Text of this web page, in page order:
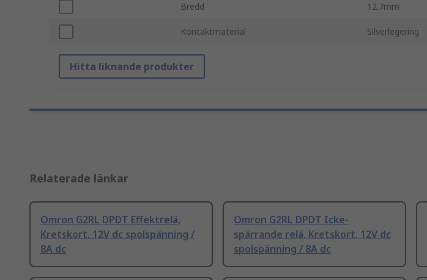
Bredd 12.7mm
Kontaktmaterial Silverlegering
Hitta liknande produkter
Relaterade länkar
Omron G2RL DPDT Effektrelä,
Kretskort, 12V dc spolspänning /
8A dc
Omron G2RL DPDT Icke-
spärrande relä, Kretskort, 12V dc
spolspänning / 8A dc